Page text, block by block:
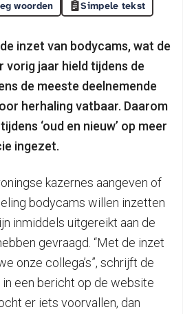
woorden Simpele tekst
inzet van bodycams, wat de
vorig jaar hield tijdens de
de meeste deelnemende
herhaling vatbaar. Daarom
‘oud en nieuw’ op meer
ingezet.
kazernes aangeven of
bodycams willen inzetten
inmiddels uitgereikt aan de
gevraagd. “Met de inzet
onze collega’s”, schrijft de
een bericht op de website
er iets voorvallen, dan